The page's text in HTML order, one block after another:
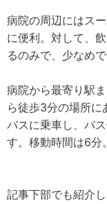
病院の周辺にはス
に便利。対して、
るのみで、少なめで
病院から最寄り駅
ら徒歩3分の場所
バスに乗車し、バ
す。移動時間は6分。
記事下部でも紹介